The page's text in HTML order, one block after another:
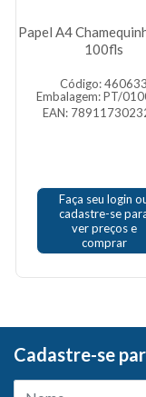
Papel A4
100fls
Código: 460633
Embalagem: PT/
EAN:
Faça seu login
cadastre-se
ver preços e
comprar
Cadastre-se